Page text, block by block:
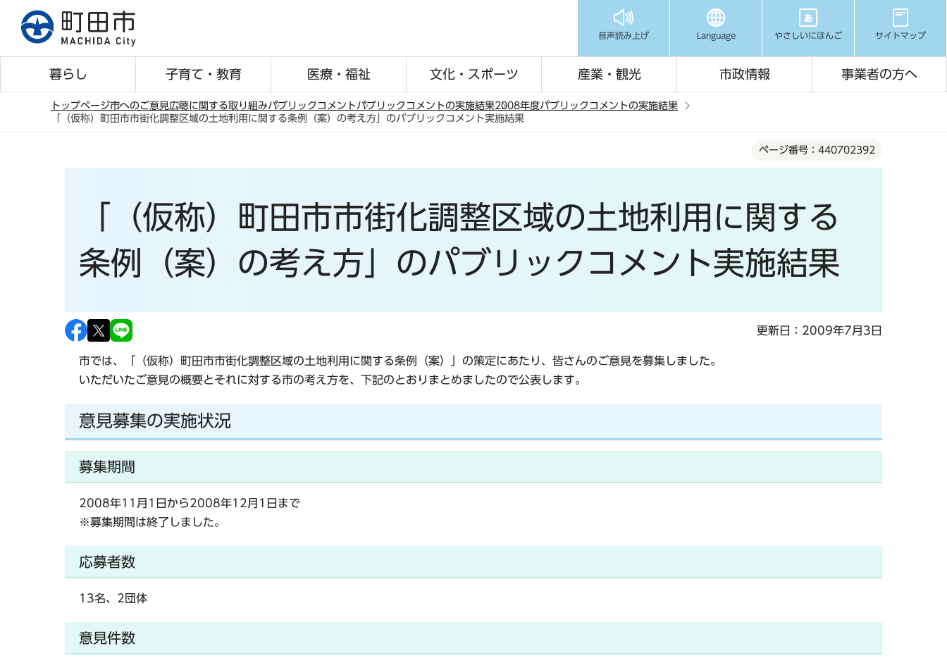
音声読み上げ Language やさしいにほんご サイトマップ
暮らし 子育て・教育 医療・福祉 文化・スポーツ 産業・観光 市政情報 事業者の方へ
トップページ市へのご意見広聴に関する取り組みパブリックコメントパブリックコメントの実施結果2008年度パブリックコメントの実施結果
「（仮称）町田市市街化調整区域の土地利用に関する条例（案）の考え方」のパブリックコメント実施結果
ページ番号：440702392
「（仮称）町田市市街化調整区域の土地利用に関する
条例（案）の考え方」のパブリックコメント実施結果
更新日：2009年7月3日
市では、「（仮称）町田市市街化調整区域の土地利用に関する条例（案）」の策定にあたり、皆さんのご意見を募集しました。
いただいたご意見の概要とそれに対する市の考え方を、下記のとおりまとめましたので公表します。
意見募集の実施状況
募集期間
2008年11月1日から2008年12月1日まで
※募集期間は終了しました。
応募者数
13名、2団体
意見件数